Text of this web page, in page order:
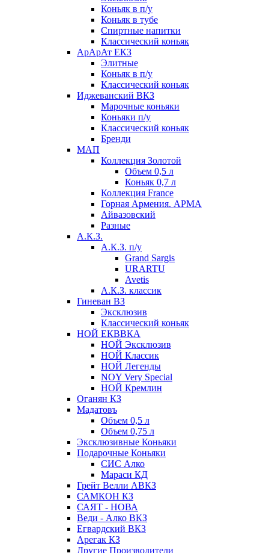
Коньяк в п/у
Коньяк в тубе
Спиртные напитки
Классический коньяк
АрАрАт ЕКЗ
Элитные
Коньяк в п/у
Классический коньяк
Иджеванский ВКЗ
Марочные коньяки
Коньяки п/у
Классический коньяк
Бренди
МАП
Коллекция Золотой
Объем 0,5 л
Коньяк 0,7 л
Коллекция France
Горная Армения. АРМА
Айвазовский
Разные
А.К.З.
А.К.З. п/у
Grand Sargis
URARTU
Avetis
А.К.З. классик
Гиневан ВЗ
Эксклюзив
Классический коньяк
НОЙ ЕКВВКА
НОЙ Эксклюзив
НОЙ Классик
НОЙ Легенды
NOY Very Speсial
НОЙ Кремлин
Оганян КЗ
Мадатовъ
Объем 0,5 л
Объем 0,75 л
Эксклюзивные Коньяки
Подарочные Коньяки
СИС Алко
Мараси КД
Грейт Велли АВКЗ
САМКОН КЗ
САЯТ - НОВА
Веди - Алко ВКЗ
Егвардский ВКЗ
Арегак КЗ
Другие Производители